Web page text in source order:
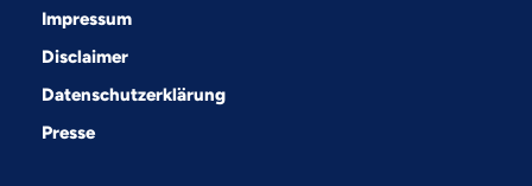
Impressum
Disclaimer
Datenschutzerklärung
Presse